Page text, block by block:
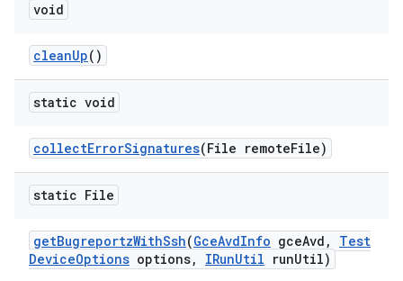
void
cleanUp()
static void
collectErrorSignatures(File remoteFile)
static File
getBugreportzWithSsh(GceAvdInfo gceAvd ,
Test
DeviceOptions options, IRunUtil runUtil)